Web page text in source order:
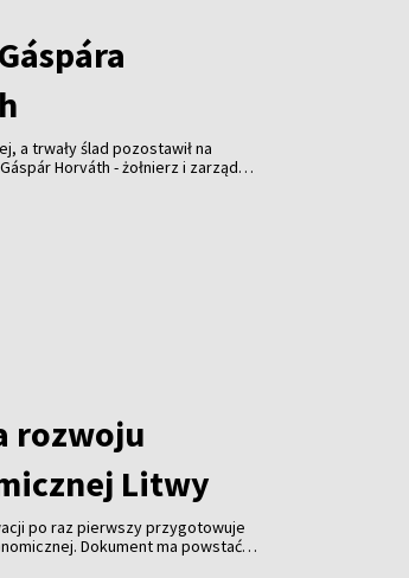
a trwały ślad pozostawił na
- żołnierz i zarządca
rozwoju
Litwy
po raz pierwszy przygotowuje
Dokument ma powstać